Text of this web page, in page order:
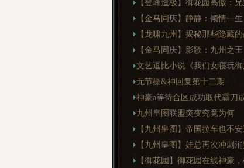
【登峰造极】御花园高傲：
【金马同庆】静静：倾情一
【龙啸九州】揭秘那些隐藏
【金马同庆】影歌：九州之王
文艺逗比小说《我们女寝玩御
无节操&神回复第十二期
神豪a等待合区成功取代霸刀
九州皇图联盟突变究竟为何
【九州皇图】帝国拉车也不
【九州皇图】娃总再次冲刺
【御花园】御花园在线神豪